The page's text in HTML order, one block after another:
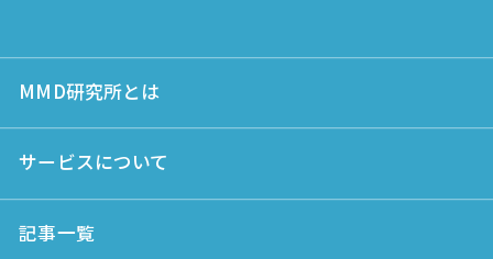
MMD研究所とは
サービスについて
記事一覧